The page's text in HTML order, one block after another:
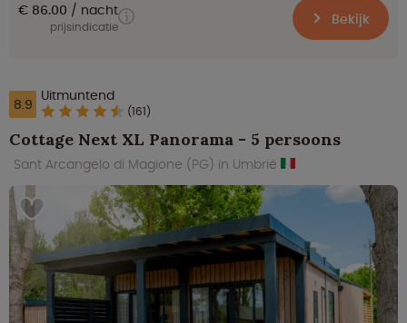
€ 86.00 nacht
prijsindicatie Bekijk
8.9 Uitmuntend
(161)
Cottage Next XL Panorama - 5 persoons
Sant Arcangelo di Magione (PG) in Umbrië